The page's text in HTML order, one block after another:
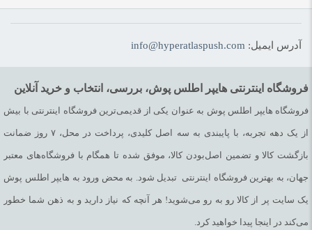
آدرس ایمیل: info@hyperatlaspush.com
فروشگاه اینترنتی هایپر اطلس پوش، بررسی، انتخاب و خرید آنلاین
فروشگاه هایپر اطلس پوش به عنوان یکی از قدیمی‌ترین فروشگاه اینترنتی با بیش
از یک دهه تجربه، با پایبندی به سه اصل کلیدی، پرداخت در محل، ۷ روز ضمانت
بازگشت کالا و تضمین اصل‌بودن کالا، موفق شده تا همگام با فروشگاه‌های معتبر
جهان، به بهترین فروشگاه اینترنتی تبدیل شود. به محض ورود به هایپر اطلس پوش
یک سایت پر از کالا رو به رو می‌شوید! هر آنچه که نیاز دارید و به ذهن شما خطور
می‌کند در اینجا پیدا خواهید کرد.